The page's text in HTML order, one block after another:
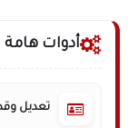
أدوات هامة
تعديل